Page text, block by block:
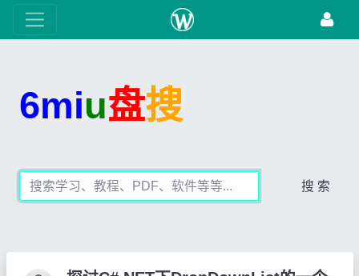
6miu盘搜
搜 索